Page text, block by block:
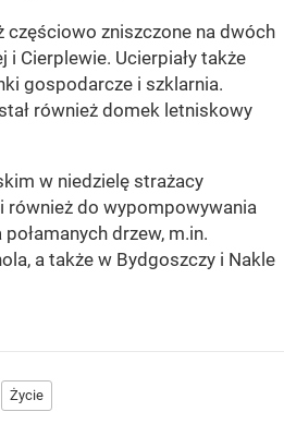
częściowo zniszczone na dwóch
i Cierplewie. Ucierpiały także
gospodarcze i szklarnia.
również domek letniskowy
w niedzielę strażacy
również do wypompowywania
drzew, m.in.
a także w Bydgoszczy i Nakle
Życie